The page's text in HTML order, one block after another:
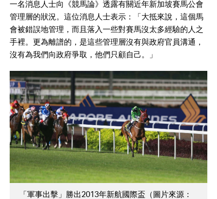
一名消息人士向《競馬論》透露有關近年新加坡賽馬公會
管理層的狀況。這位消息人士表示：「大抵來說，這個馬
會被錯誤地管理，而且落入一些對賽馬沒太多經驗的人之
手裡。更為離譜的，是這些管理層沒有與政府官員溝通，
沒有為我們向政府爭取，他們只顧自己。」
「軍事出擊」勝出2013年新航國際盃（圖片來源：